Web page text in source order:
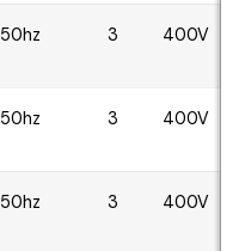
50hz 3 400V
50hz 3 400V
50hz 3 400V